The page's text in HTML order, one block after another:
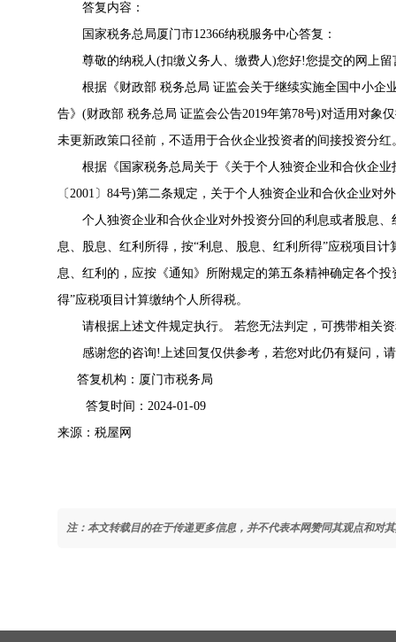
答复内容：
国家税务总局厦门市12366纳税服务中心答复：
尊敬的纳税人(扣缴义务人、缴费人)您好!您提交的网上留
根据《财政部 税务总局 证监会关于继续实施全国中小企
告》(财政部 税务总局 证监会公告2019年第78号)对适用对象
未更新政策口径前，不适用于合伙企业投资者的间接投资分红
根据《国家税务总局关于《关于个人独资企业和合伙企
〔2001〕84号)第二条规定，关于个人独资企业和合伙企业对
个人独资企业和合伙企业对外投资分回的利息或者股息、
息、股息、红利所得，按“利息、股息、红利所得”应税项目
息、红利的，应按《通知》所附规定的第五条精神确定各个
得”应税项目计算缴纳个人所得税。
请根据上述文件规定执行。 若您无法判定，可携带相关资
感谢您的咨询!上述回复仅供参考，若您对此仍有疑问，请
答复机构：厦门市税务局
答复时间：2024-01-09
来源：税屋网
注：本文转载目的在于传递更多信息，并不代表本网赞同其观点和对